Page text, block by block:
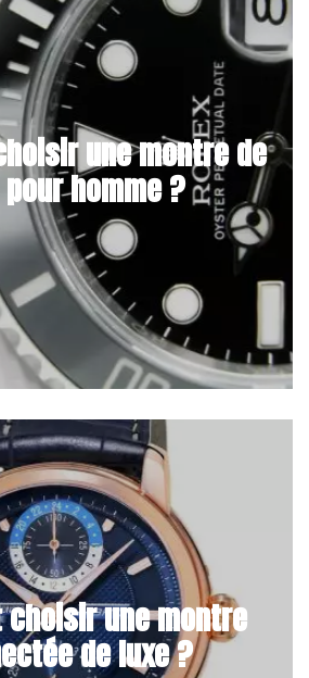
une montre de
homme ?
choisir une montre
de luxe ?